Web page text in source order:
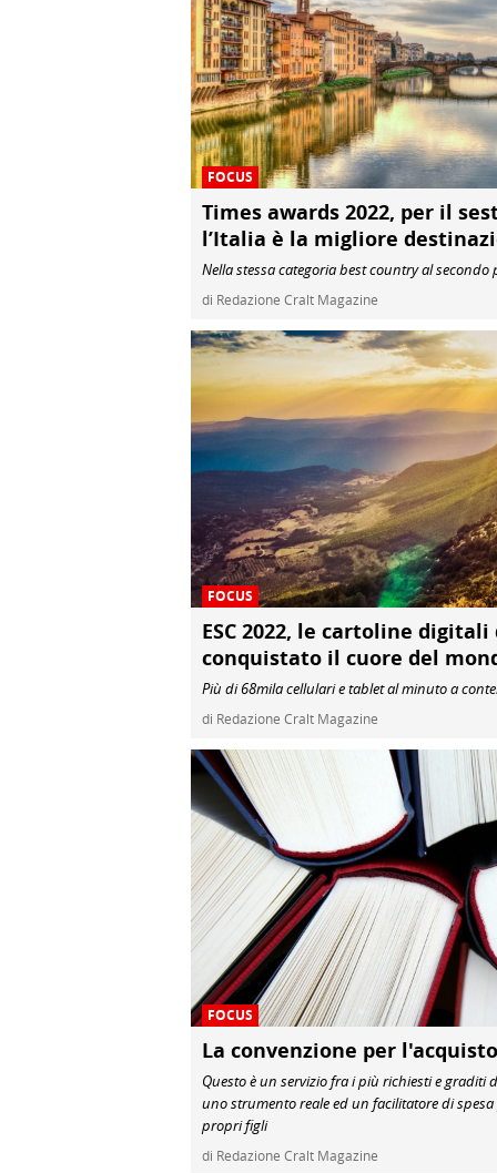
FOCUS
Times awards 2022, per il
l’Italia è la migliore
Nella stessa categoria best country al secondo
di Redazione Cralt Magazine
FOCUS
ESC 2022, le cartoline
conquistato il cuore del
Più di 68mila cellulari e tablet al minuto a
di Redazione Cralt Magazine
FOCUS
La convenzione per
Questo è un servizio fra i più richiesti e graditi
uno strumento reale ed un facilitatore di
propri figli
di Redazione Cralt Magazine